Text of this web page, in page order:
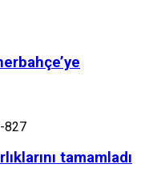
tamamladı